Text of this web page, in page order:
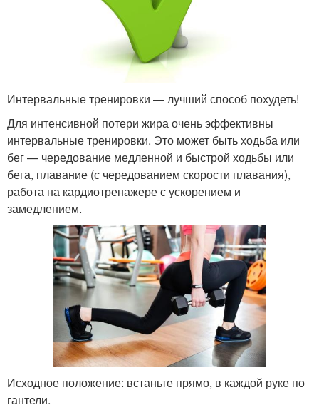
Интервальные тренировки — лучший способ похудеть!
Для интенсивной потери жира очень эффективны
интервальные тренировки. Это может быть ходьба или
бег — чередование медленной и быстрой ходьбы или
бега, плавание (с чередованием скорости плавания),
работа на кардиотренажере с ускорением и
замедлением.
Исходное положение: встаньте прямо, в каждой руке по
гантели.